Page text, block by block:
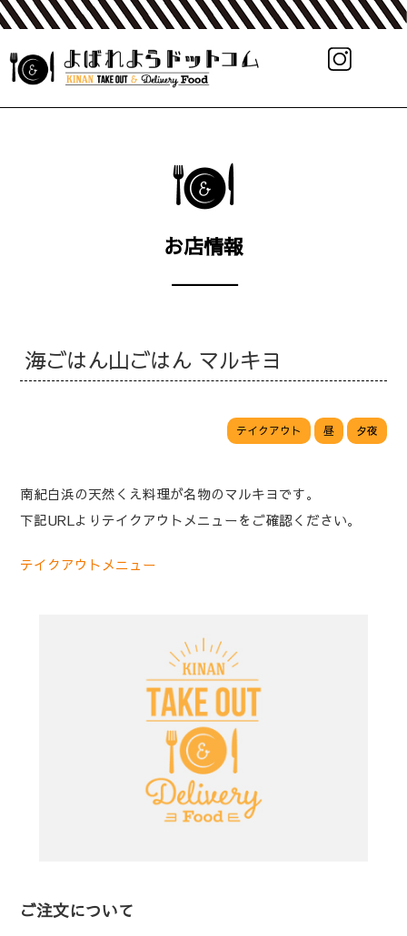
お店情報
海ごはん山ごはん マルキヨ
テイクアウト 昼 夕夜
南紀白浜の天然くえ料理が名物のマルキヨです。
下記URLよりテイクアウトメニューをご確認ください。
テイクアウトメニュー
ご注文について